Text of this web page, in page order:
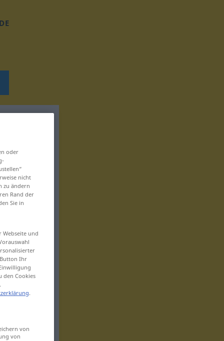
DE
oder
nicht
zu ändern
Rand der
Sie in
und
Ihr
den Cookies
.
von
von